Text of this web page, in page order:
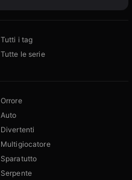
Tutti i tag
Tutte le serie
Orrore
Auto
Divertenti
Multigiocatore
Sparatutto
Serpente